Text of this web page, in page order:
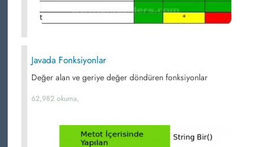
Javada Fonksiyonlar
Değer alan ve geriye değer döndüren fonksiyonlar
62,982 okuma,